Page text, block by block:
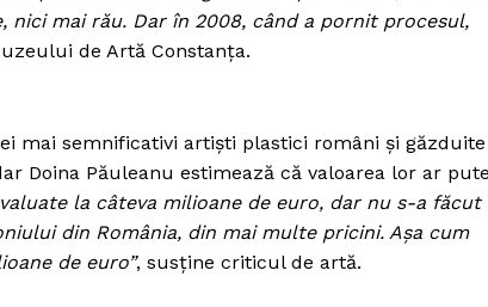
PRESShub
Proiecte editoriale
Rețea
Contact
mai rău. Dar în 2008, când a pornit procesul,
de Artă Constanţa.
mai semnificativi artişti plastici români şi găzduite
Doina Păuleanu estimează că valoarea lor ar
la câteva milioane de euro, dar nu s-a făcut
din România, din mai multe pricini. Aşa cum
de euro”, susţine criticul de artă.